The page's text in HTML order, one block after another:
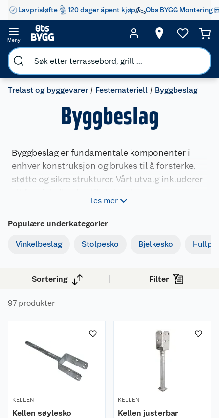
Lavprisløfte 120 dager åpent kjøp Obs BYGG Montering
Meny
Trelast og byggevarer Festemateriell Byggbeslag
Byggbeslag
Byggbeslag er fundamentale komponenter i
enhver konstruksjon og brukes til å forsterke,
støtte og sikre strukturer. Vårt utvalg inkluderer
designet for å møte kravene i både små og store
byggeprosjekter. Enten du renoverer hjemmet
byggebeslag.
les mer
Populære underkategorier
Vinkelbeslag Stolpesko Bjelkesko
Sortering Filter
97 produkter
KELLEN
Kellen søylesko
KELLEN
Kellen justerbar